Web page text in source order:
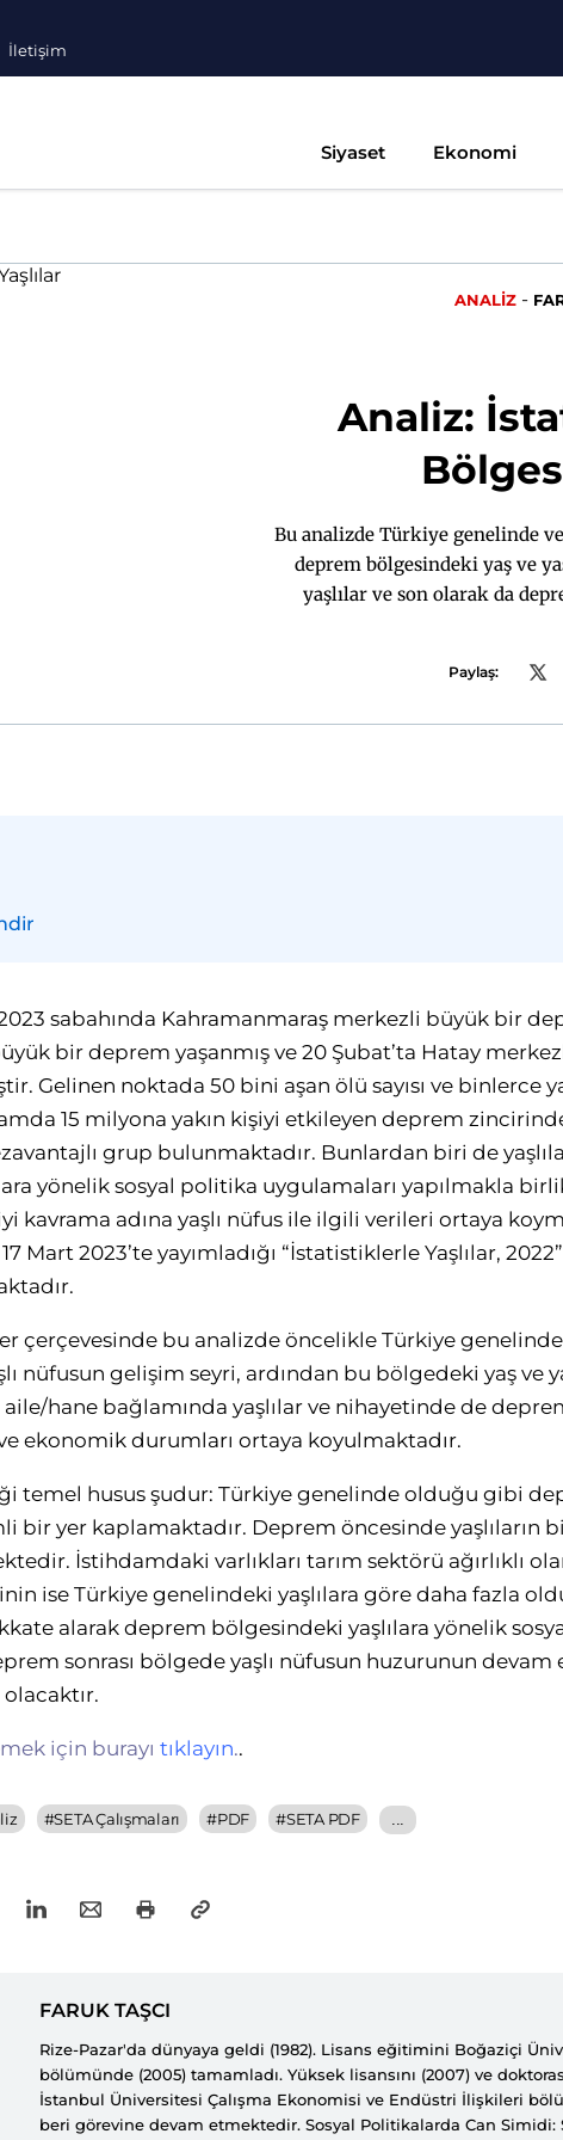
İletişim
Siyaset Ekonomi
ANALİZ-
Analiz:
Bu analizde Türkiye genelinde
deprem bölgesindeki yaş ve
yaşlılar ve son olarak da
Paylaş:
sabahında Kahramanmaraş merkezli büyük bir
bir deprem yaşanmış ve 20 Şubat’ta Hatay
Gelinen noktada 50 bini aşan ölü sayısı ve binlerce
15 milyona yakın kişiyi etkileyen deprem
grup bulunmaktadır. Bunlardan biri de
yönelik sosyal politika uygulamaları yapılmakla
kavrama adına yaşlı nüfus ile ilgili verileri ortaya
Mart 2023’te yayımladığı “İstatistiklerle Yaşlılar,
çerçevesinde bu analizde öncelikle Türkiye
nüfusun gelişim seyri, ardından bu bölgedeki yaş ve
hane bağlamında yaşlılar ve nihayetinde de
ve ekonomik durumları ortaya koyulmaktadır.
temel husus şudur: Türkiye genelinde olduğu gibi
bir yer kaplamaktadır. Deprem öncesinde yaşlıların bir
İstihdamdaki varlıkları tarım sektörü ağırlıklı
ise Türkiye genelindeki yaşlılara göre daha fazla
alarak deprem bölgesindeki yaşlılara yönelik
sonrası bölgede yaşlı nüfusun huzurunun devam
için burayı tıklayın..
#SETA Çalışmaları #PDF #SETA PDF
FARUK TAŞCI
Rize-Pazar'da dünyaya geldi (1982). Lisans eğitimini Boğaziçi
bölümünde (2005) tamamladı. Yüksek lisansını (2007) ve
İstanbul Üniversitesi Çalışma Ekonomisi ve Endüstri İlişkileri
beri görevine devam etmektedir. Sosyal Politikalarda Can Simidi: